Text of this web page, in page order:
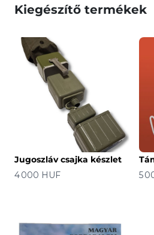
Kiegészítő termékek
Jugoszláv csajka készlet
Ár
4 000 HUF
Ár
5